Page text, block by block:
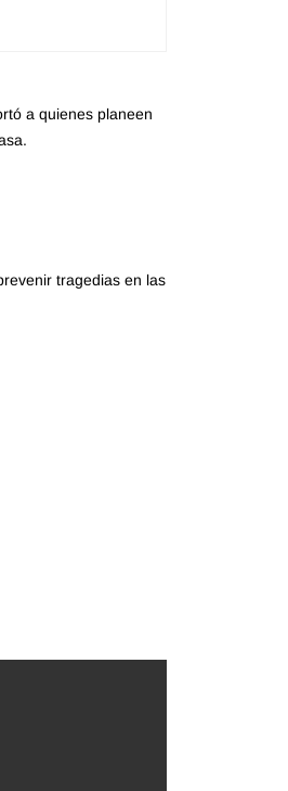
a quienes planeen
tragedias en las